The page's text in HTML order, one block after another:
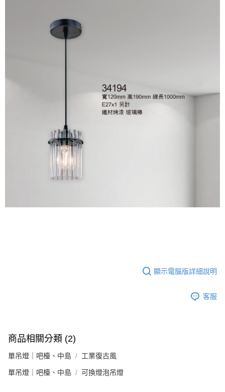
權轉讓予恩沛科技股份有限公司。
２．關於個人資料處理事宜，請瀏覽以下網址：
時審查核予不同之上限額度；若仍有額度不足之情形，本公司將視審查結果
５．嚴禁一人註冊多個帳號或使用他人資訊註冊。若發現惡意使用之情形，
恩沛科技股份有限公司將有權停止該用戶之使用額度並採取法律行動。
顯示電腦版詳細說明
客服
商品相關分類 (2)
單吊燈｜吧檯、中島 工業復古風
單吊燈｜吧檯、中島 可換燈泡吊燈